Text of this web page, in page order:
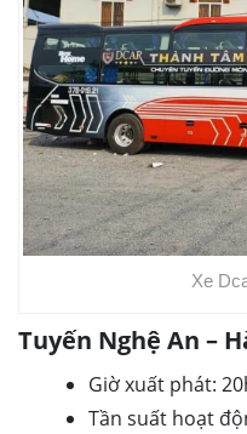
Xe
Tuyến Nghệ An –
Giờ xuất phát:
Tần suất hoạt